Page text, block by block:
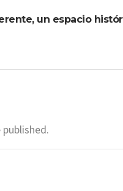
un espacio